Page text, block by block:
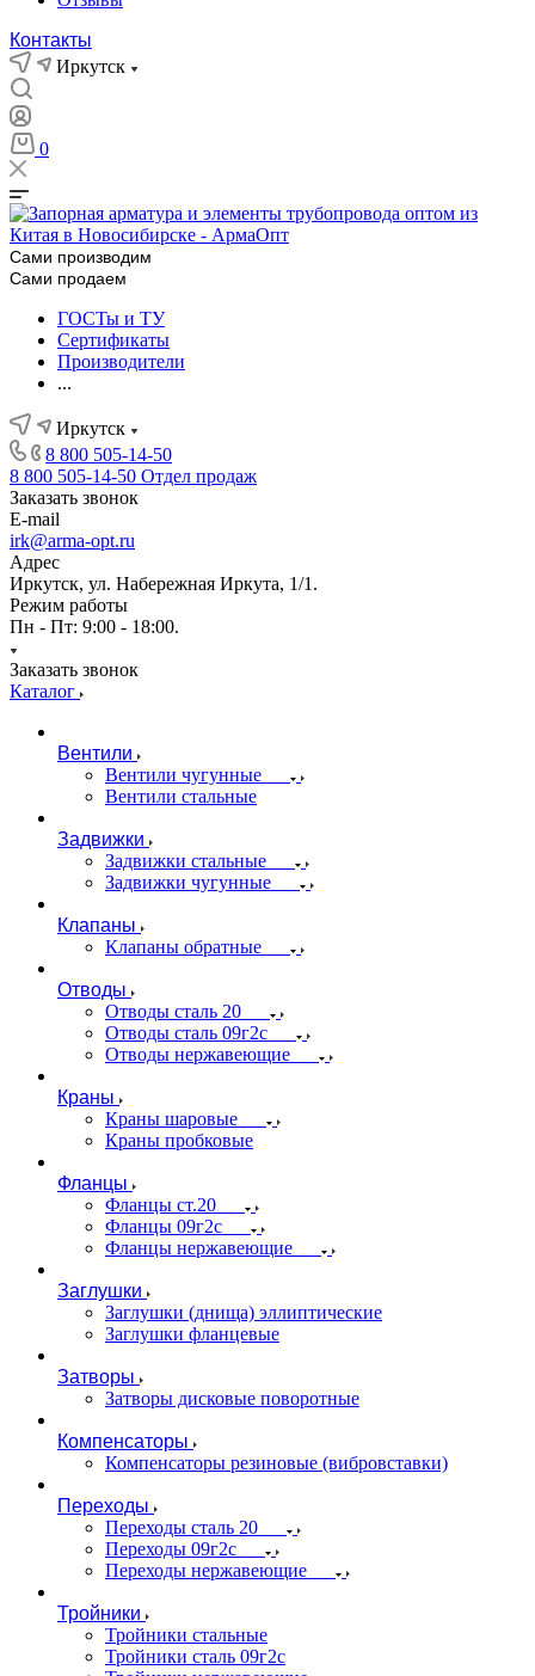
Контакты
Иркутск
0
Сами производим
Сами продаем
ГОСТы и ТУ
Сертификаты
Производители
...
Иркутск
8 800 505-14-50
8 800 505-14-50 Отдел продаж
Заказать звонок
E-mail
irk@arma-opt.ru
Адрес
Иркутск, ул. Набережная Иркута, 1/1.
Режим работы
Пн - Пт: 9:00 - 18:00.
Заказать звонок
Каталог
Вентили
Вентили чугунные
Вентили стальные
Задвижки
Задвижки стальные
Задвижки чугунные
Клапаны
Клапаны обратные
Отводы
Отводы сталь 20
Отводы сталь 09г2с
Отводы нержавеющие
Краны
Краны шаровые
Краны пробковые
Фланцы
Фланцы ст.20
Фланцы 09г2с
Фланцы нержавеющие
Заглушки
Заглушки (днища) эллиптические
Заглушки фланцевые
Затворы
Затворы дисковые поворотные
Компенсаторы
Компенсаторы резиновые (вибровставки)
Переходы
Переходы сталь 20
Переходы 09г2с
Переходы нержавеющие
Тройники
Тройники стальные
Тройники сталь 09г2с